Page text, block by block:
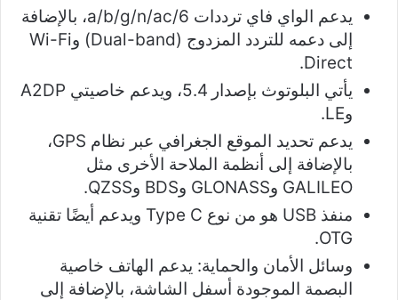
يدعم الواي فاي ترددات a/b/g/n/ac/6، بالإضافة
إلى دعمه للتردد المزدوج (Dual-band) وWi-Fi
Direct.
يأتي البلوتوث بإصدار 5.4، ويدعم خاصيتي A2DP
وLE.
يدعم تحديد الموقع الجغرافي عبر نظام GPS،
بالإضافة إلى أنظمة الملاحة الأخرى مثل
GALILEO وGLONASS وBDS وQZSS.
منفذ USB هو من نوع Type C ويدعم أيضًا تقنية
OTG.
وسائل الأمان والحماية: يدعم الهاتف خاصية
البصمة الموجودة أسفل الشاشة، بالإضافة إلى